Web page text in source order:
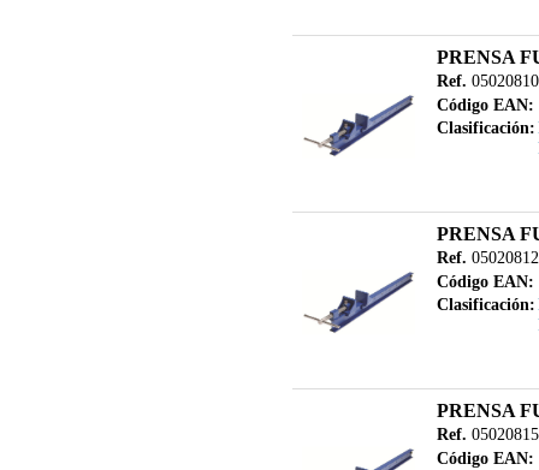
PRENSA
Ref.
Código EAN:
Clasificación:
PRENSA
Ref.
Código EAN:
Clasificación:
PRENSA
Ref.
Código EAN: